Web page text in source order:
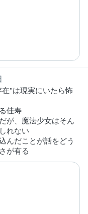
"は現実にいたら怖
佳寿
が、魔法少女はそん
れない
んだことが話をどう
が有る